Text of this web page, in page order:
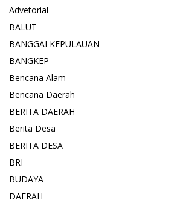
Advetorial
BALUT
BANGGAI KEPULAUAN
BANGKEP
Bencana Alam
Bencana Daerah
BERITA DAERAH
Berita Desa
BERITA DESA
BRI
BUDAYA
DAERAH